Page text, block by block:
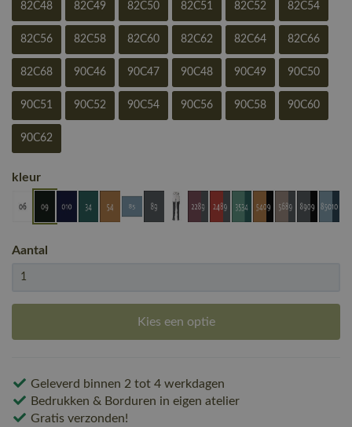
82C48 82C49 82C50 82C51 82C52 82C54
82C56 82C58 82C60 82C62 82C64 82C66
82C68 90C46 90C47 90C48 90C49 90C50
90C51 90C52 90C54 90C56 90C58 90C60
90C62
kleur
Aantal
Kies een optie
Geleverd binnen 2 tot 4 werkdagen
Bedrukken & Borduren in eigen atelier
Gratis verzonden!